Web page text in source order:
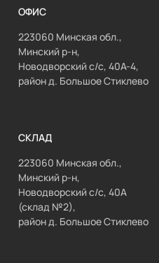
ОФИС
223060 Минская обл.,
Минский р-н,
Новодворский с/с, 40А-4,
район д. Большое Стиклево
СКЛАД
223060 Минская обл.,
Минский р-н,
Новодворский с/с, 40А
(склад №2),
район д. Большое Стиклево